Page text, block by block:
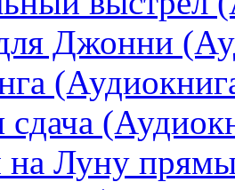
Джонни
Луну